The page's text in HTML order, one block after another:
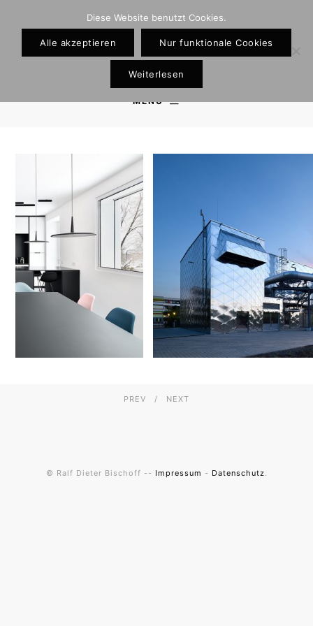
MENU
PREV NEXT
© Ralf Dieter Bischoff -- Impressum - Datenschutz.
Diese Website benutzt Cookies.
Alle akzeptieren Nur funktionale Cookies
Weiterlesen